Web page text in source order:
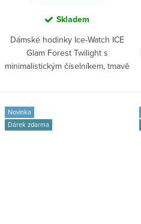
Skladem
Dámské hodinky Ice-Watch ICE
Glam Forest Twilight s
minimalistickým číselníkem, tmavě
Novinka
Dárek zdarma